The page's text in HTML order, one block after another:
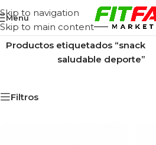
Skip to navigation
Skip to main content
Menu
Inicio/
Productos etiquetados “snack
saludable deporte”
Filtros